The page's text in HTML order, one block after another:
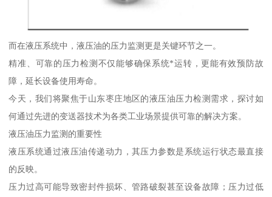
而在液压系统中，液压油的压力监测更是关键环节之一。
精准、可靠的压力检测不仅能够确保系统*运转，更能有效预防故
障，延长设备使用寿命。
今天，我们将聚焦于山东枣庄地区的液压油压力检测需求，探讨如
何通过先进的变送器技术为各类工业场景提供可靠的解决方案。
液压油压力监测的重要性
液压系统通过液压油传递动力，其压力参数是系统运行状态最直接
的反映。
压力过高可能导致密封件损坏、管路破裂甚至设备故障；压力过低